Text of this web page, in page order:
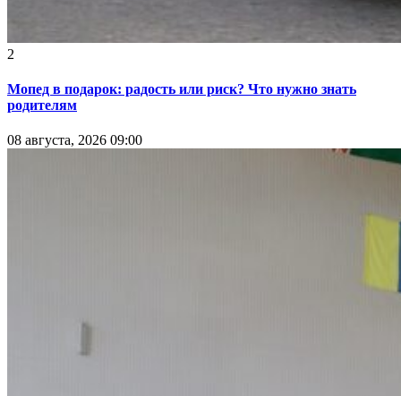
2
Мопед в подарок: радость или риск? Что нужно знать
родителям
08 августа, 2026 09:00